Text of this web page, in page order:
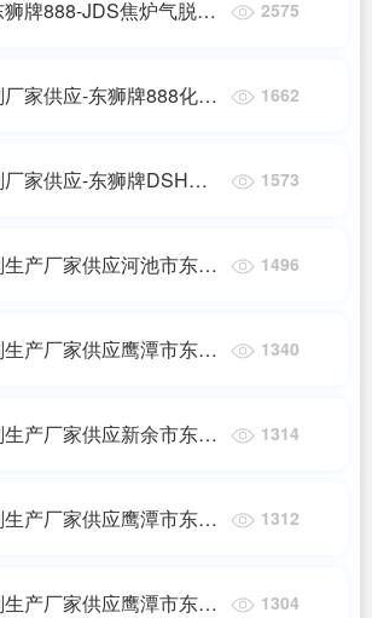
牌888-JDS焦炉气脱硫
2575
家供应-东狮牌888化肥
1662
家供应-东狮牌DSH高
1573
产厂家供应河池市东狮
1496
产厂家供应鹰潭市东狮
1340
产厂家供应新余市东狮
1314
产厂家供应鹰潭市东狮
1312
产厂家供应鹰潭市东狮
1304